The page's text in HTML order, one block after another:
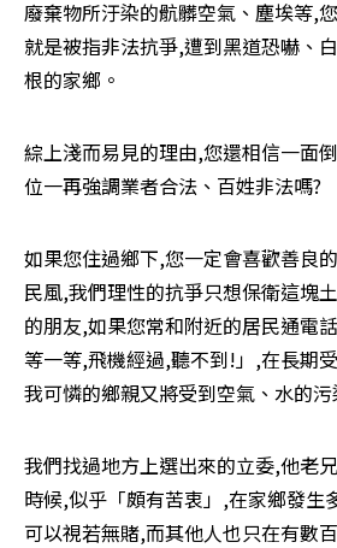
廢棄物所汙染的骯髒空氣、塵埃等,
就是被指非法抗爭,遭到黑道恐嚇、
根的家鄉。
綜上淺而易見的理由,您還相信一面
位一再強調業者合法、百姓非法嗎?
如果您住過鄉下,您一定會喜歡善良
民風,我們理性的抗爭只想保衛這塊
的朋友,如果您常和附近的居民通電
等一等,飛機經過,聽不到!」,在長期
我可憐的鄉親又將受到空氣、水的污
我們找過地方上選出來的立委,他老
時候,似乎「頗有苦衷」,在家鄉發生
可以視若無賭,而其他人也只在有數